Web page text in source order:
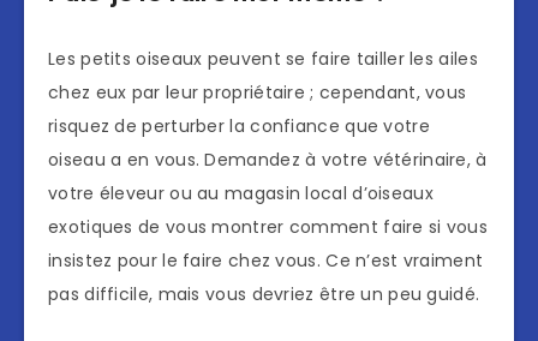
Les petits oiseaux peuvent se faire tailler les ailes
chez eux par leur propriétaire ; cependant, vous
risquez de perturber la confiance que votre
oiseau a en vous. Demandez à votre vétérinaire, à
votre éleveur ou au magasin local d’oiseaux
exotiques de vous montrer comment faire si vous
insistez pour le faire chez vous. Ce n’est vraiment
pas difficile, mais vous devriez être un peu guidé.